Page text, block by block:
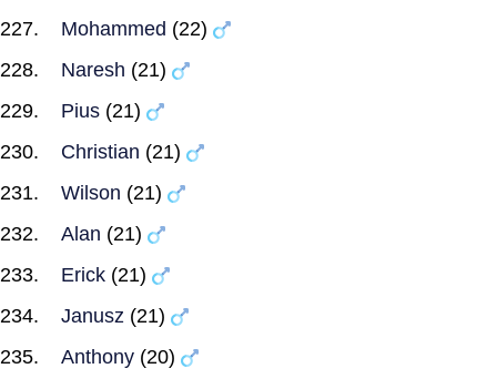
Mohammed (22)
Naresh (21)
Pius (21)
Christian (21)
Wilson (21)
Alan (21)
Erick (21)
Janusz (21)
Anthony (20)